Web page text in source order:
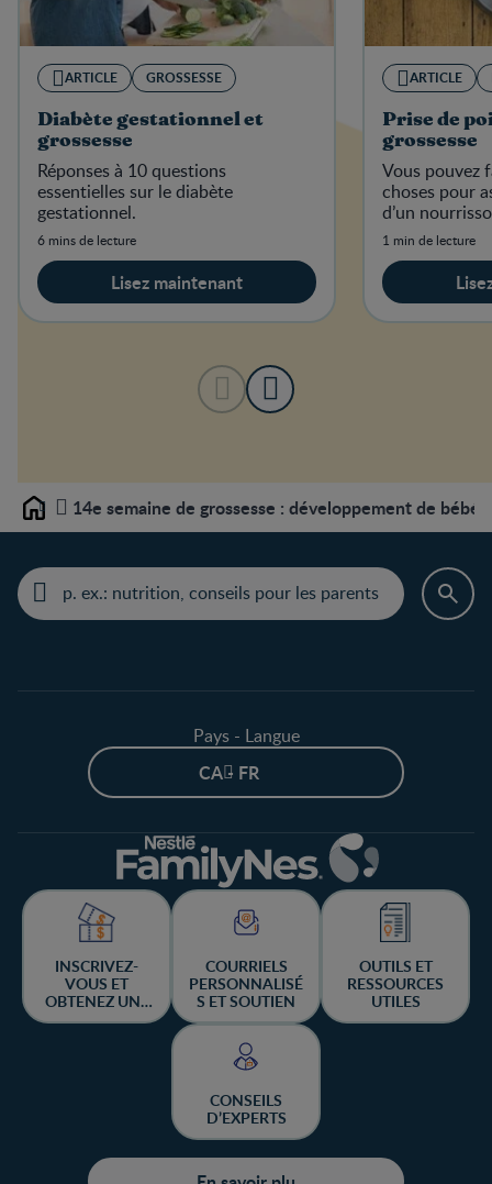
ARTICLE GROSSESSE
Diabète gestationnel et
grossesse
Réponses à 10 questions
essentielles sur le diabète
gestationnel.
6 mins de lecture
Lisez maintenant
ARTICLE
Prise de
grossesse
Vous pouvez
choses pour
d’un
1 min de lecture
Home 14e semaine de grossesse : développement de bébé
Pays - Langue
CA - FR
INSCRIVEZ-
VOUS ET
OBTENEZ UNE
CHANCE DE
COURRIELS
PERSONNALISÉ
S ET SOUTIEN
OUTILS ET
RESSOURCES
UTILES
CONSEILS
D’EXPERTS